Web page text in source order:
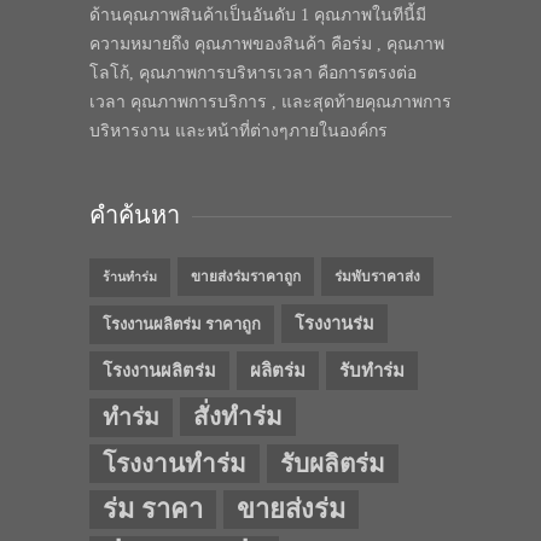
ด้านคุณภาพสินค้าเป็นอันดับ 1 คุณภาพในทีนี้มี
ความหมายถึง คุณภาพของสินค้า คือร่ม , คุณภาพ
โลโก้, คุณภาพการบริหารเวลา คือการตรงต่อ
เวลา คุณภาพการบริการ , และสุดท้ายคุณภาพการ
บริหารงาน และหน้าที่ต่างๆภายในองค์กร
คำค้นหา
ร้านทำร่ม ขายส่งร่มราคาถูก ร่มพับราคาส่ง
โรงงานผลิตร่ม ราคาถูก โรงงานร่ม
โรงงานผลิตร่ม ผลิตร่ม รับทำร่ม
ทำร่ม
สั่งทำร่ม
โรงงานทำร่ม
รับผลิตร่ม
ร่ม ราคา ขายส่งร่ม